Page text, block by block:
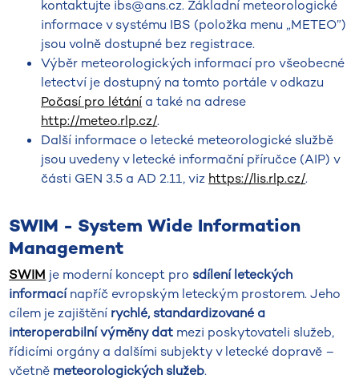
kontaktujte ibs@ans.cz. Základní meteorologické
informace v systému IBS (položka menu „METEO”)
jsou volně dostupné bez registrace.
Výběr meteorologických informací pro všeobecné
letectví je dostupný na tomto portále v odkazu
Počasí pro létání a také na adrese
http://meteo.rlp.cz/.
Další informace o letecké meteorologické službě
jsou uvedeny v letecké informační příručce (AIP) v
části GEN 3.5 a AD 2.11, viz https://lis.rlp.cz/.
SWIM - System Wide Information
Management
SWIM je moderní koncept pro sdílení leteckých
informacínapříč evropským leteckým prostorem. Jeho
cílem je zajištění rychlé, standardizované a
interoperabilní výměny dat mezi poskytovateli služeb,
řídicími orgány a dalšími subjekty v letecké dopravě –
včetně meteorologických služeb.